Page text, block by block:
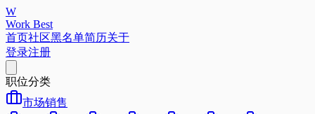
W
Work Best
首页社区黑名单简历关于
登录注册
职位分类
市场销售